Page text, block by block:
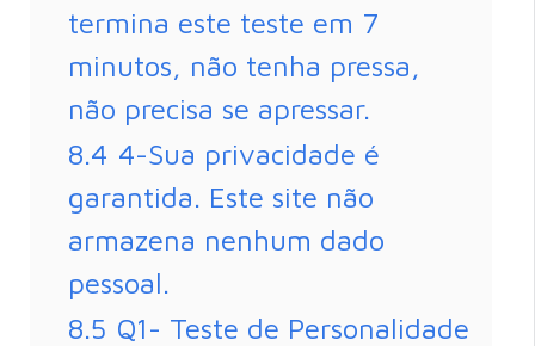
termina este teste em 7
minutos, não tenha pressa,
não precisa se apressar.
8.4 4-Sua privacidade é
garantida. Este site não
armazena nenhum dado
pessoal.
8.5 Q1- Teste de Personalidade